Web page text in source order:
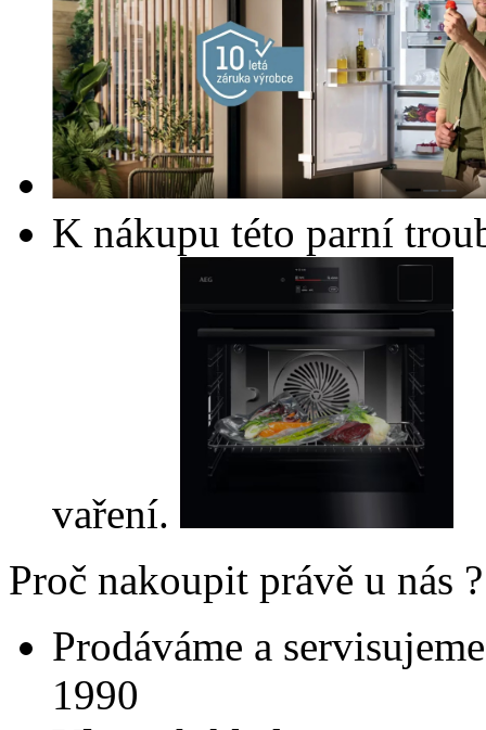
K nákupu této parní
vaření.
Proč nakoupit právě u nás ?
Prodáváme a
1990